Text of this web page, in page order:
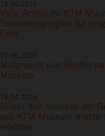
Volle Action im KTM
Sommerhighlights für
Fans
Motorsport und Helden
Museum
Hinter den Kulissen der
das KTM Museum macht
erlebbar